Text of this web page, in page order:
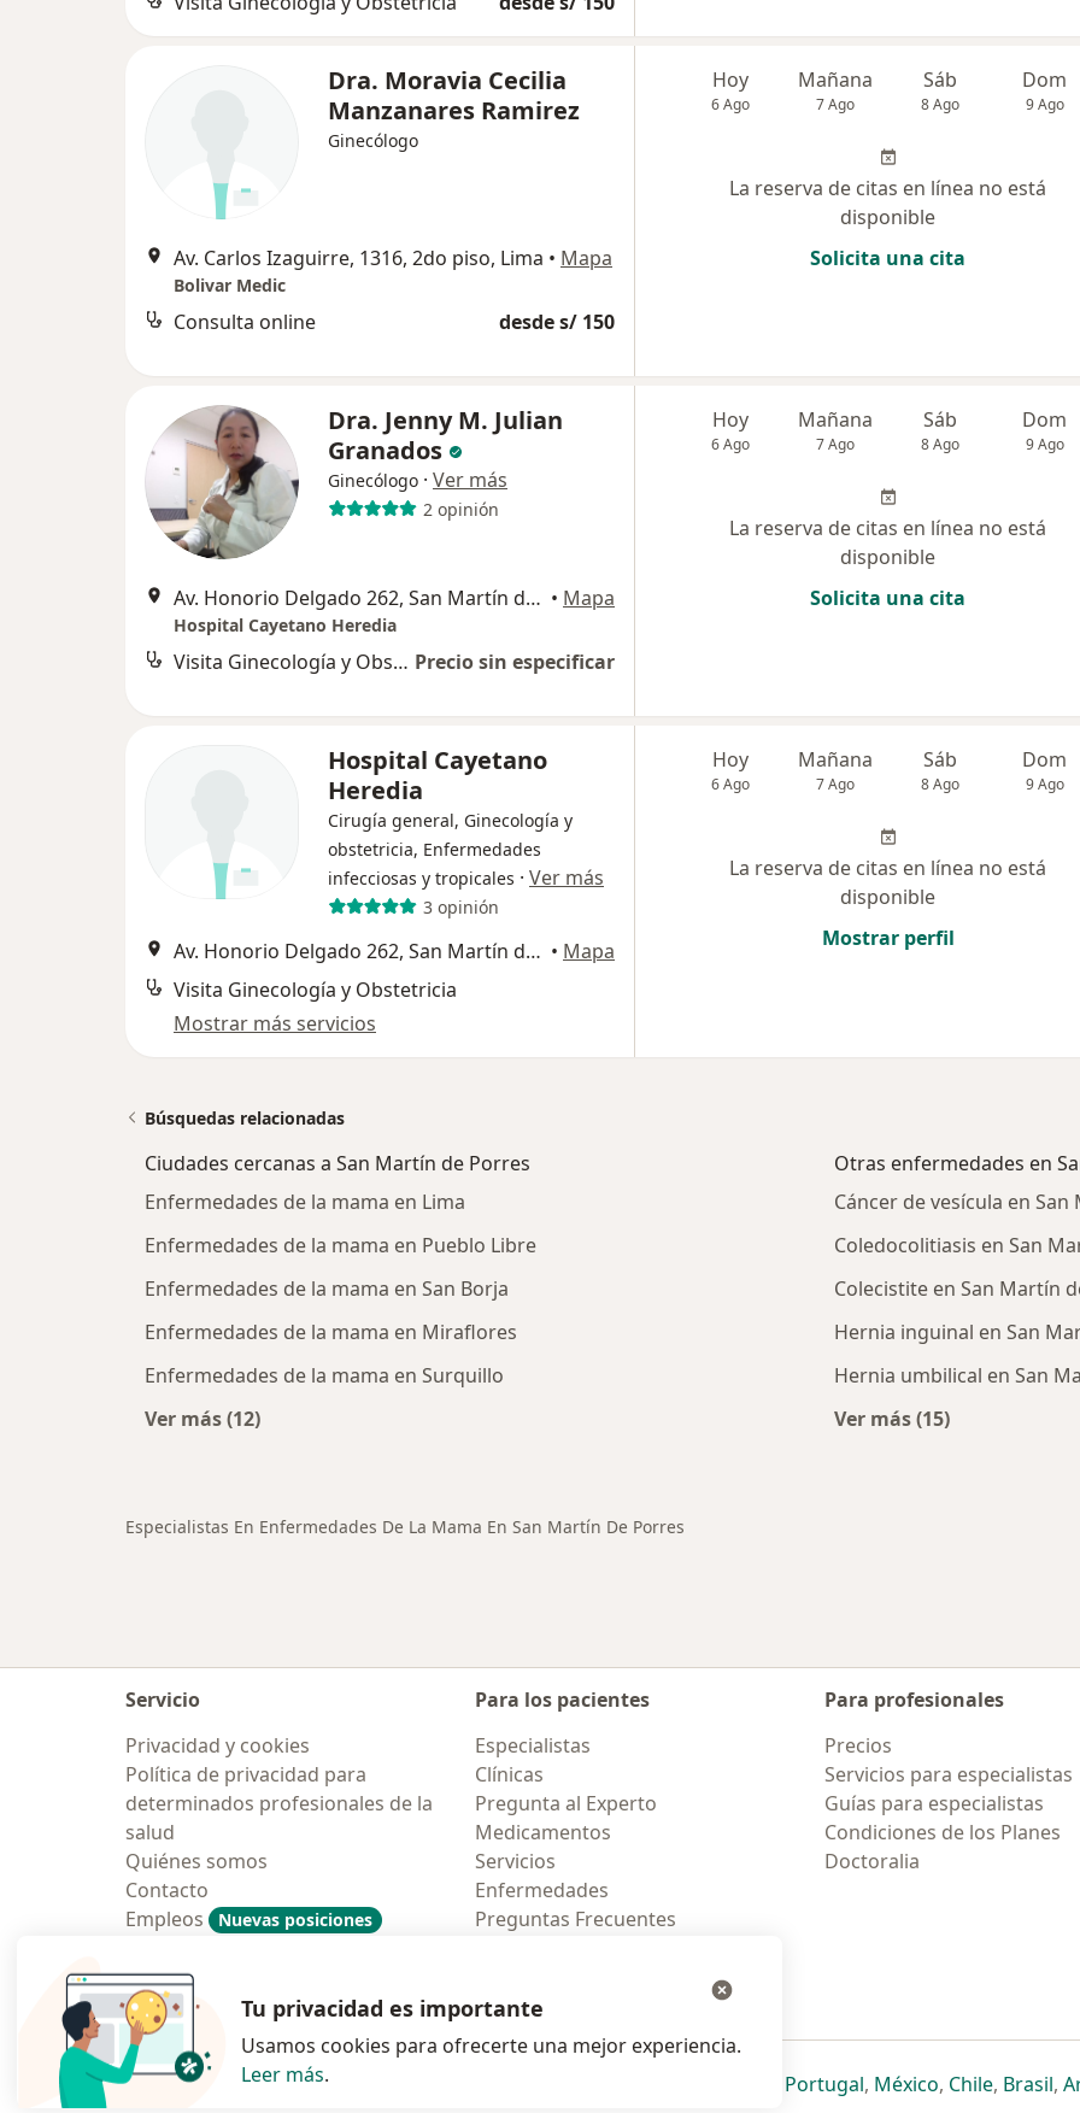
Dra. Moravia Cecilia
Manzanares Ramirez
Ginecólogo
Av. Carlos Izaguirre, 1316, 2do piso, Lima • Mapa
Bolivar Medic
Consulta online desde s/ 150
Hoy
6 Ago
Mañana
7 Ago
Sáb
8 Ago
Dom
9 Ago
La reserva de citas en línea no está
disponible
Solicita una cita
Dra. Jenny M. Julian
Granados
Ginecólogo · Ver más
2 opinión
Av. Honorio Delgado 262, San Martín de Porres • Mapa
Hospital Cayetano Heredia
Visita Ginecología y Obstetricia Precio sin especificar
Hoy
6 Ago
Mañana
7 Ago
Sáb
8 Ago
Dom
9 Ago
La reserva de citas en línea no está
disponible
Solicita una cita
Hospital Cayetano
Heredia
Cirugía general, Ginecología y
obstetricia, Enfermedades
infecciosas y tropicales · Ver más
3 opinión
Av. Honorio Delgado 262, San Martín de Porres • Mapa
Visita Ginecología y Obstetricia
Mostrar más servicios
Hoy
6 Ago
Mañana
7 Ago
Sáb
8 Ago
Dom
9 Ago
La reserva de citas en línea no está
disponible
Mostrar perfil
Búsquedas relacionadas
Ciudades cercanas a San Martín de Porres
Enfermedades de la mama en Lima
Enfermedades de la mama en Pueblo Libre
Enfermedades de la mama en San Borja
Enfermedades de la mama en Miraflores
Enfermedades de la mama en Surquillo
Ver más (12)
Otras enfermedades en
Cáncer de vesícula en
Coledocolitiasis en San
Colecistite en San Martín
Hernia inguinal en San
Hernia umbilical en San
Ver más (15)
Especialistas En Enfermedades De La Mama En San Martín De Porres
Servicio
Privacidad y cookies
Política de privacidad para
determinados profesionales de la
salud
Quiénes somos
Contacto
Empleos
Nuevas posiciones
Contratación
Para los pacientes
Especialistas
Clínicas
Pregunta al Experto
Medicamentos
Servicios
Enfermedades
Preguntas Frecuentes
Para profesionales
Precios
Servicios para especialistas
Guías para especialistas
Condiciones de los Planes
Doctoralia
Polska se abre en una nueva pestaña
se abre en una nueva pestaña
se abre en una nueva pestaña
se abre en una nueva pestaña
Portugalse abre en una nueva
, Méxicose abre en una
, Chilese abre
, Brasilse
,
Tu privacidad es importante
Usamos cookies para ofrecerte una mejor experiencia.
Leer más.